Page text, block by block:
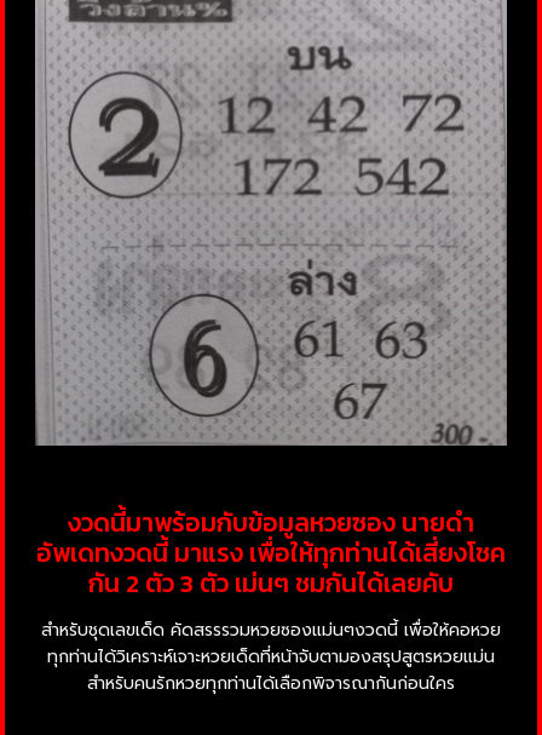
งวดนี้มาพร้อมกับข้อมูลหวยซอง นายดำ
อัพเดทงวดนี้ มาแรง เพื่อให้ทุกท่านได้เสี่ยงโชค
กัน 2 ตัว 3 ตัว เม่นๆ ชมกันได้เลยคับ
สำหรับชุดเลขเด็ด คัดสรรรวมหวยซองแม่นๆงวดนี้ เพื่อให้คอหวย
ทุกท่านได้วิเคราะห์เจาะหวยเด็ดที่หน้าจับตามองสรุปสูตรหวยแม่น
สำหรับคนรักหวยทุกท่านได้เลือกพิจารณากันก่อนใคร